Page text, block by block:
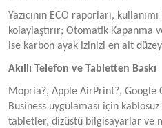
Yazıcının ECO raporları,
kolaylaştırır; Otomatik Kapanma
ise karbon ayak izinizi en alt
Akıllı Telefon ve Tabletten Baskı
Mopria?, Apple AirPrint?, Google
Business uygulaması için
tabletler, dizüstü bilgisayarlar ve